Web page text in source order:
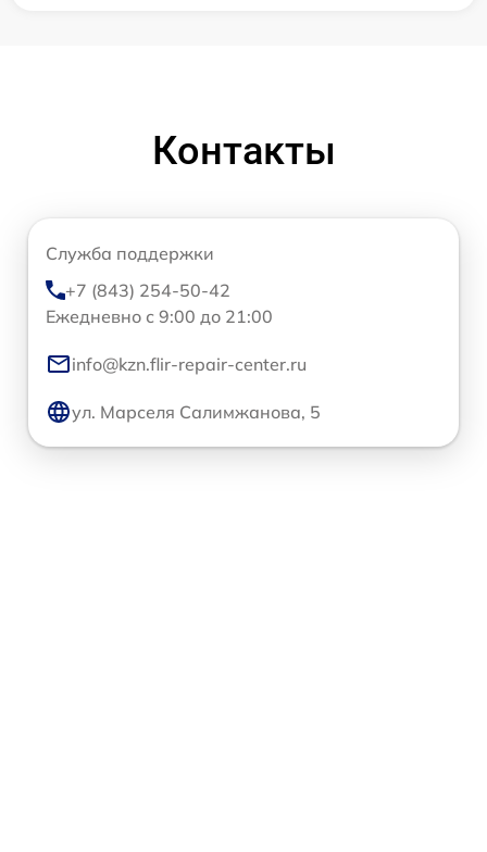
Контакты
Служба поддержки
+7 (843) 254-50-42
Ежедневно с 9:00 до 21:00
info@kzn.flir-repair-center.ru
ул. Марселя Салимжанова, 5